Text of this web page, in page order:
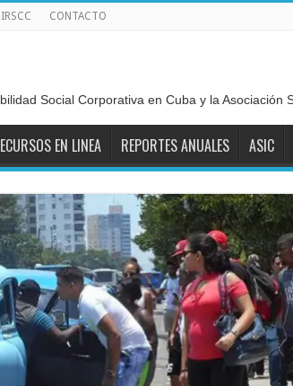
CONTACTO
Social Corporativa en Cuba y la Asociación
EN LINEA REPORTES ANUALES ASIC